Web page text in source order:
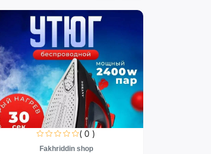
( 0 )
Fakhriddin shop